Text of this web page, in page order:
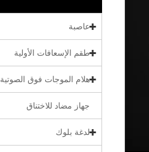
عاصبة
طقم الإسعافات الأولية
هلام الموجات فوق الصوتية
جهاز مضاد للاختناق
لدغة بلوك